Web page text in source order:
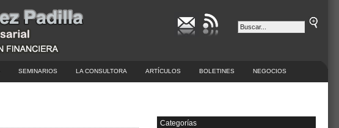
SEMINARIOS LA CONSULTORA ARTÍCULOS BOLETINES NEGOCIOS
Categorías